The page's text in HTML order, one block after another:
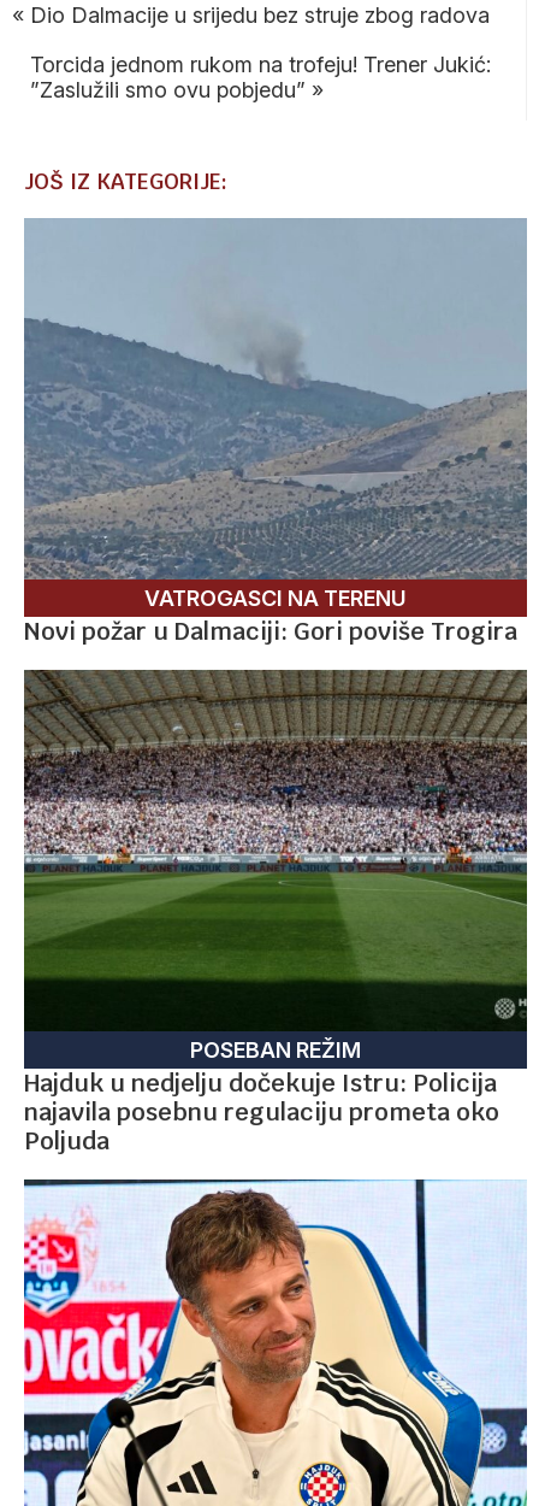
« Dio Dalmacije u srijedu bez struje zbog radova
Torcida jednom rukom na trofeju! Trener Jukić:
”Zaslužili smo ovu pobjedu” »
JOŠ IZ KATEGORIJE:
VATROGASCI NA TERENU
Novi požar u Dalmaciji: Gori poviše Trogira
POSEBAN REŽIM
Hajduk u nedjelju dočekuje Istru: Policija
najavila posebnu regulaciju prometa oko
Poljuda